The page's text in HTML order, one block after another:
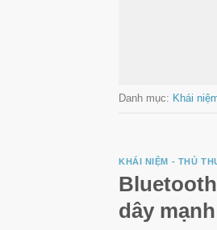
Danh mục: Khái
KHÁI NIỆM - THỦ
dây